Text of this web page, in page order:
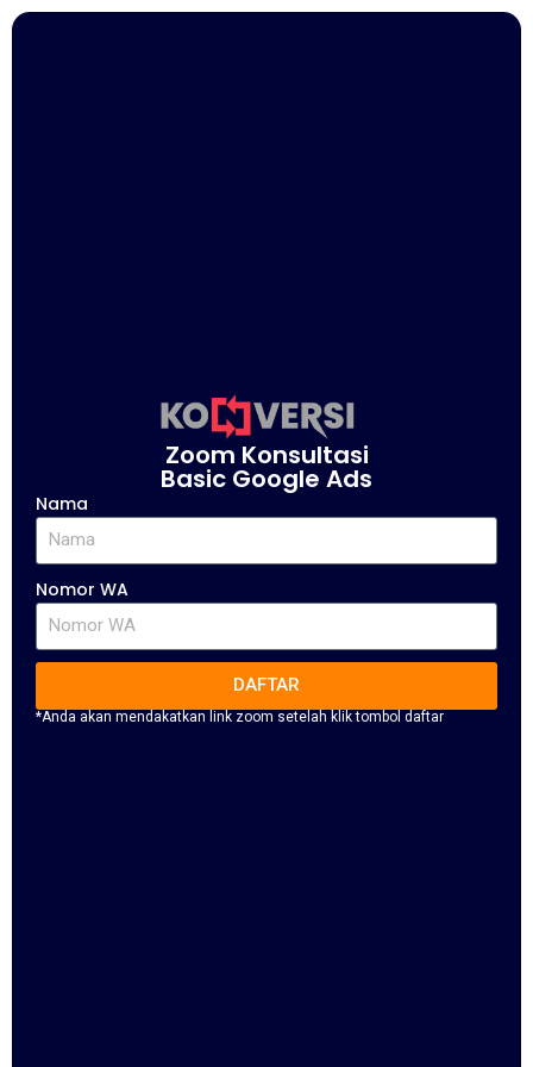
Zoom Konsultasi
Basic Google Ads
Nama
Nomor WA
DAFTAR
*Anda akan mendakatkan link zoom setelah klik tombol daftar